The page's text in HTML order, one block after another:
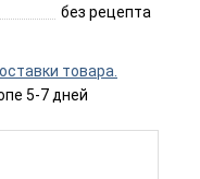
без рецепта
товара.
5-7 дней